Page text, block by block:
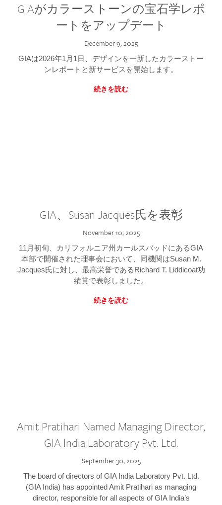
GIAがカラーストーンの宝石学レポ
ートをアップデート
December 9, 2025
GIAは2026年1月1日、デザインを一新したカラーストー
ンレポートと新サービスを開始します。
続きを読む
GIA、Susan Jacques氏を表彰
November 10, 2025
11月初旬、カリフォルニア州カールスバッドにあるGIA
本部で開催された理事会において、同機関はSusan M.
Jacques氏に対し、最高栄誉であるRichard T. Liddicoat功
績賞で表彰しました。
続きを読む
Amit Pratihari Named Managing Director,
GIA India Laboratory Pvt. Ltd.
September 30, 2025
The board of directors of GIA India Laboratory Pvt. Ltd.
(GIA India) has appointed Amit Pratihari as managing
director, responsible for all aspects of GIA India’s